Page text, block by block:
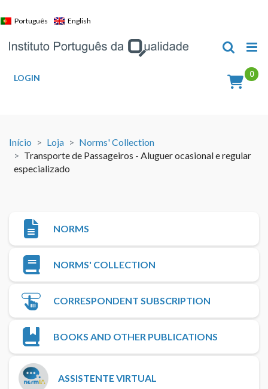
to
Português English
LOGIN
Início Loja
Norms' Collection
Transporte de Passageiros - Aluguer ocasional e regular
especializado
NORMS
NORMS' COLLECTION
CORRESPONDENT SUBSCRIPTION
BOOKS AND OTHER PUBLICATIONS
ASSISTENTE VIRTUAL